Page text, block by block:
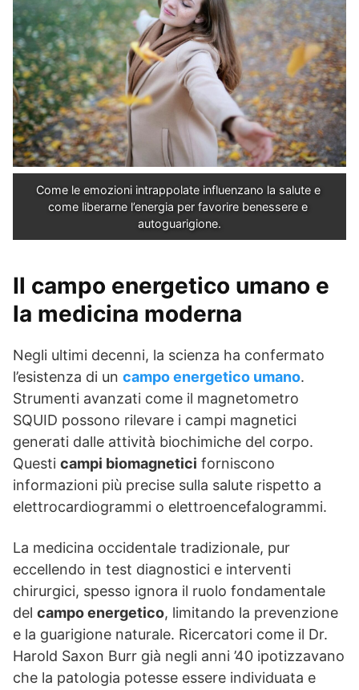
Come le emozioni intrappolate influenzano la salute e
come liberarne l’energia per favorire benessere e
autoguarigione.
Il campo energetico umano e
la medicina moderna
Negli ultimi decenni, la scienza ha confermato
l’esistenza di un campo energetico umano.
Strumenti avanzati come il magnetometro
SQUID possono rilevare i campi magnetici
generati dalle attività biochimiche del corpo.
Questi campi biomagnetici forniscono
informazioni più precise sulla salute rispetto a
elettrocardiogrammi o elettroencefalogrammi.
La medicina occidentale tradizionale, pur
eccellendo in test diagnostici e interventi
chirurgici, spesso ignora il ruolo fondamentale
del campo energetico, limitando la prevenzione
e la guarigione naturale. Ricercatori come il Dr.
Harold Saxon Burr già negli anni ’40 ipotizzavano
che la patologia potesse essere individuata e